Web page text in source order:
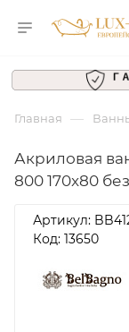
Главная —
Акриловая
800 170x80
Артикул:
Код: 13650